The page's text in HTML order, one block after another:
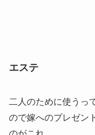
エステ
二人のために使うっ
ので嫁へのプレゼン